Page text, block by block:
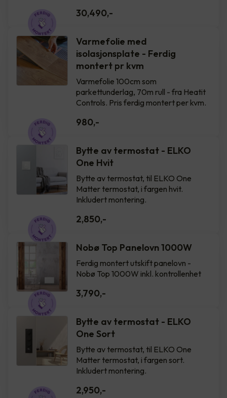
30,490,-
Varmefolie med
isolasjonsplate - Ferdig
montert pr kvm
Varmefolie 100cm som
parkettunderlag, 70m rull - fra Heatit
Controls. Pris ferdig montert per kvm.
980,-
Bytte av termostat - ELKO
One Hvit
Bytte av termostat, til ELKO One
Matter termostat, i fargen hvit.
Inkludert montering.
2,850,-
Nobø Top Panelovn 1000W
Ferdig montert utskift panelovn -
Nobø Top 1000W inkl. kontrollenhet
3,790,-
Bytte av termostat - ELKO
One Sort
Bytte av termostat, til ELKO One
Matter termostat, i fargen sort.
Inkludert montering.
2,950,-